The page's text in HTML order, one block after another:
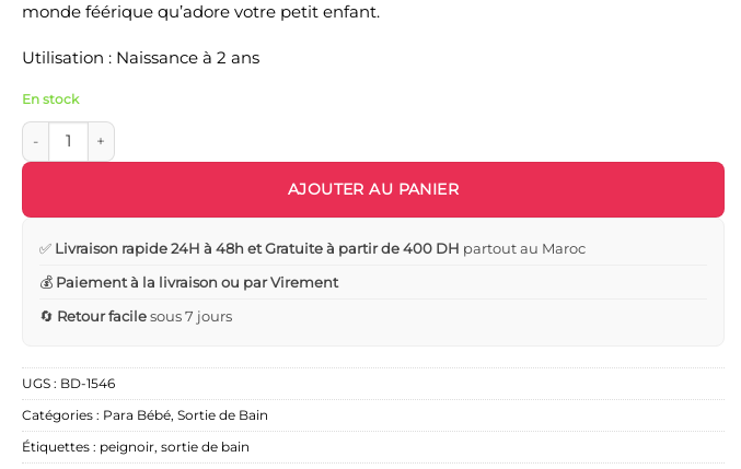
monde féérique qu’adore votre petit enfant.
Utilisation : Naissance à 2 ans
En stock
quantité de Sortie de Bain 5 pieces Peignoir à capuche en Bleu + accessoires - Babydo
AJOUTER AU PANIER
✅ Livraison rapide 24H à 48h et Gratuite à partir de 400 DH partout au Maroc
💰 Paiement à la livraison ou par Virement
🔄 Retour facilesous 7 jours
UGS : BD-1546
Catégories : Para Bébé, Sortie de Bain
Étiquettes : peignoir, sortie de bain